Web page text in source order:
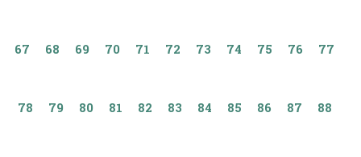
67 68 69 70 71 72 73 74 75 76 77
78 79 80 81 82 83 84 85 86 87 88